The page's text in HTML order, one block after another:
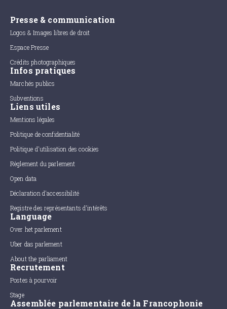
Presse & communication
Logos & Images libres de droit
Espace Presse
Crédits photographiques
Infos pratiques
Marchés publics
Subventions
Liens utiles
Mentions légales
Politique de confidentialité
Politique d'utilisation des cookies
Règlement du parlement
Open data
Déclaration d'accessibilité
Registre des représentants d'intérêts
Language
Over het parlement
Uber das parlement
About the parliament
Recrutement
Postes à pourvoir
Stage
Assemblée parlementaire de la Francophonie